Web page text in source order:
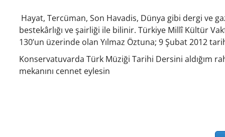
Hayat, Tercüman, Son Havadis, Dünya gibi dergi ve
bestekârlığı ve şairliği ile bilinir. Türkiye Millî Kültür
130’un üzerinde olan Yılmaz Öztuna; 9 Şubat 2012
Konservatuvarda Türk Müziği Tarihi Dersini aldığım
mekanını cennet eylesin